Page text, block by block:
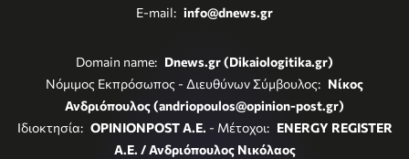
E-mail: info@dnews.gr
Domain name: Dnews.gr (Dikaiologitika.gr)
Νόμιμος Εκπρόσωπος - Διευθύνων Σύμβουλος: Νίκος
Ανδριόπουλος (andriopoulos@opinion-post.gr)
Ιδιοκτησία: OPINIONPOST A.E. - Μέτοχοι: ENERGY REGISTER
Α.Ε. / Ανδριόπουλος Νικόλαος